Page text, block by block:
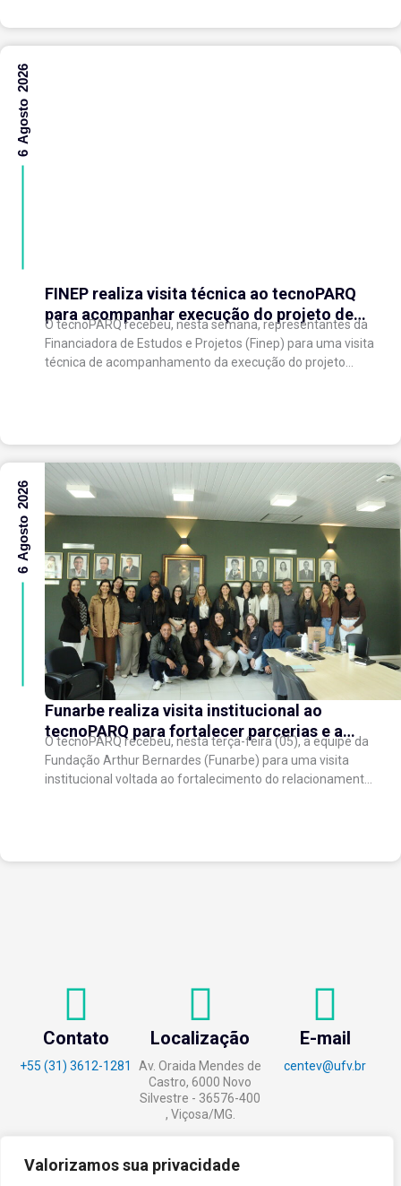
Valorizamos sua privacidade
FINEP realiza visita técnica ao tecnoPARQ
para acompanhar execução do projeto de
expansão do Parque Tecnológico
O tecnoPARQ recebeu, nesta semana, representantes da
Financiadora de Estudos e Projetos (Finep) para uma visita
técnica de acompanhamento da execução do projeto
6 Agosto 2026
Funarbe realiza visita institucional ao
tecnoPARQ para fortalecer parcerias e a
gestão da inovação
O tecnoPARQ recebeu, nesta terça-feira (05), a equipe da
Fundação Arthur Bernardes (Funarbe) para uma visita
institucional voltada ao fortalecimento do relacionamento
6 Agosto 2026
Contato
+55 (31) 3612-1281
Localização
Av. Oraida Mendes de
Castro, 6000 Novo
Silvestre - 36576-400
, Viçosa/MG.
E-mail
centev@ufv.br